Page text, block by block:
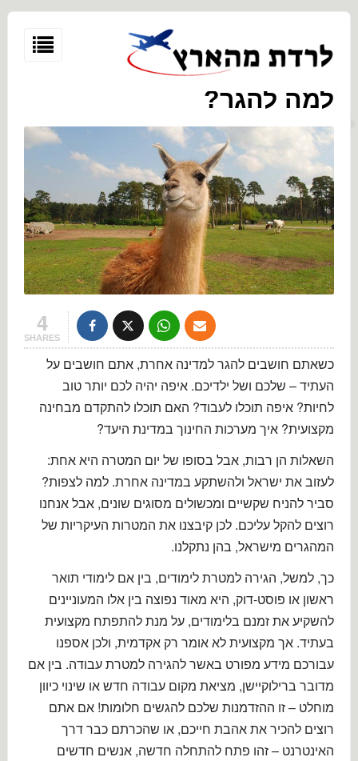
למה להגר?
4
SHARES
כשאתם חושבים להגר למדינה אחרת, אתם חושבים על
העתיד – שלכם ושל ילדיכם. איפה יהיה לכם יותר טוב
לחיות? איפה תוכלו לעבוד? האם תוכלו להתקדם מבחינה
מקצועית? איך מערכות החינוך במדינת היעד?
השאלות הן רבות, אבל בסופו של יום המטרה היא אחת:
לעזוב את ישראל ולהשתקע במדינה אחרת. למה לצפות?
סביר להניח שקשיים ומכשולים מסוגים שונים, אבל אנחנו
רוצים להקל עליכם. לכן קיבצנו את המטרות העיקריות של
המהגרים מישראל, בהן נתקלנו.
כך, למשל, הגירה למטרת לימודים, בין אם לימודי תואר
ראשון או פוסט-דוק, היא מאוד נפוצה בין אלו המעוניינים
להשקיע את זמנם בלימודים, על מנת להתפתח מקצועית
בעתיד. אך מקצועית לא אומר רק אקדמית, ולכן אספנו
עבורכם מידע מפורט באשר להגירה למטרת עבודה. בין אם
מדובר ברילוקיישן, מציאת מקום עבודה חדש או שינוי כיוון
מוחלט – זו ההזדמנות שלכם להגשים חלומות! אם אתם
רוצים להכיר את אהבת חייכם, או שהכרתם כבר דרך
האינטרנט – זהו פתח להתחלה חדשה, אנשים חדשים